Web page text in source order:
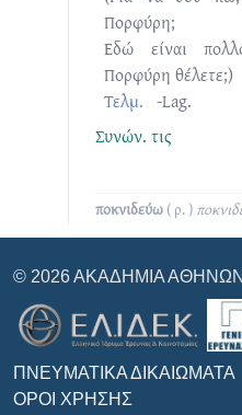
Πορφύρη;
Εδώ είναι
Πορφύρη θέλετε;)
Τελμ. -Lag.
Συνών. τις
ποκνιδεύω ( ρ. )
© 2026 ΑΚΑΔΗΜΊΑ ΑΘΗΝΏΝ
ΠΝΕΥΜΑΤΙΚΆ ΔΙΚΑΙΏΜΑΤΑ
ΌΡΟΙ ΧΡΉΣΗΣ